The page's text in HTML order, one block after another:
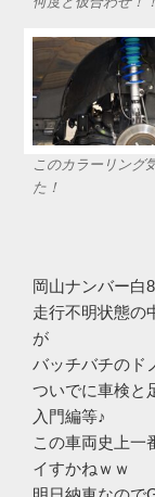
このカラーリング
た！
岡山ナンバー白
走行不明状態の
が
バッチバチのド
ついでに車検と
入門編等♪
この車両史上一
イすかねｗｗ